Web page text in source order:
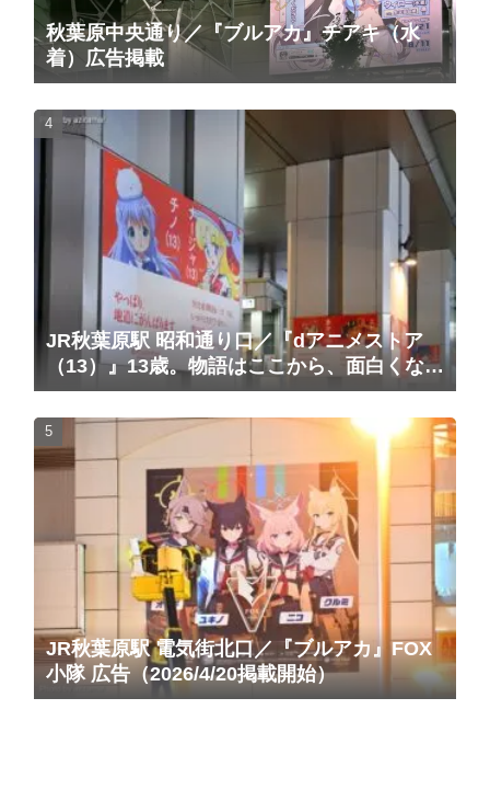
秋葉原中央通り／『ブルアカ』チアキ（水
着）広告掲載
JR秋葉原駅 昭和通り口／『dアニメストア
（13）』13歳。物語はここから、面白くな
る。広告（2025/10/20掲載開始）
JR秋葉原駅 電気街北口／『ブルアカ』FOX
小隊 広告（2026/4/20掲載開始）